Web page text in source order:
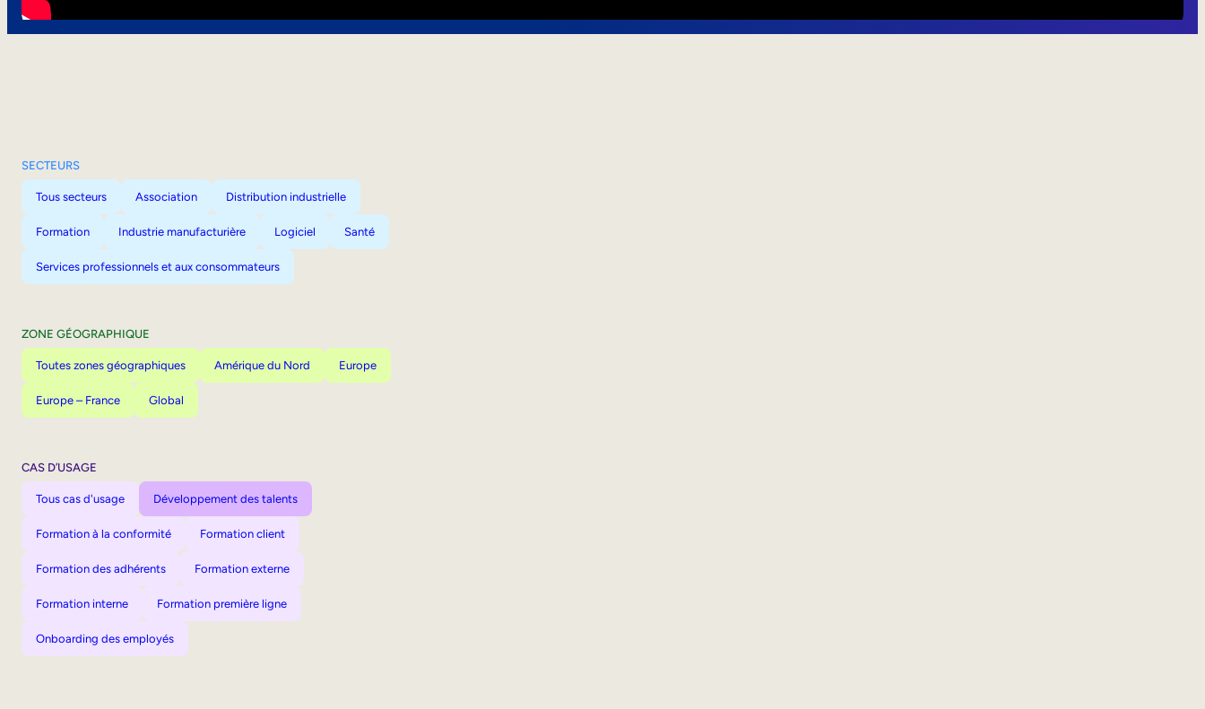
SECTEURS
Tous secteurs Association Distribution industrielle
Formation Industrie manufacturière Logiciel Santé
Services professionnels et aux consommateurs
ZONE GÉOGRAPHIQUE
Toutes zones géographiques Amérique du Nord Europe
Europe – France Global
CAS D’USAGE
Tous cas d'usage Développement des talents
Formation à la conformité Formation client
Formation des adhérents Formation externe
Formation interne Formation première ligne
Onboarding des employés